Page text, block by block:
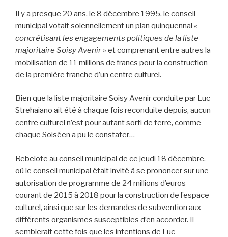
Il y a presque 20 ans, le 8 décembre 1995, le conseil
municipal votait solennellement un plan quinquennal «
concrétisant les engagements politiques de la liste
majoritaire Soisy Avenir » et comprenant entre autres la
mobilisation de 11 millions de francs pour la construction
de la première tranche d’un centre culturel.
Bien que la liste majoritaire Soisy Avenir conduite par Luc
Strehaiano ait été à chaque fois reconduite depuis, aucun
centre culturel n’est pour autant sorti de terre, comme
chaque Soiséen a pu le constater…
Rebelote au conseil municipal de ce jeudi 18 décembre,
où le conseil municipal était invité à se prononcer sur une
autorisation de programme de 24 millions d’euros
courant de 2015 à 2018 pour la construction de l’espace
culturel, ainsi que sur les demandes de subvention aux
différents organismes susceptibles d’en accorder. Il
semblerait cette fois que les intentions de Luc